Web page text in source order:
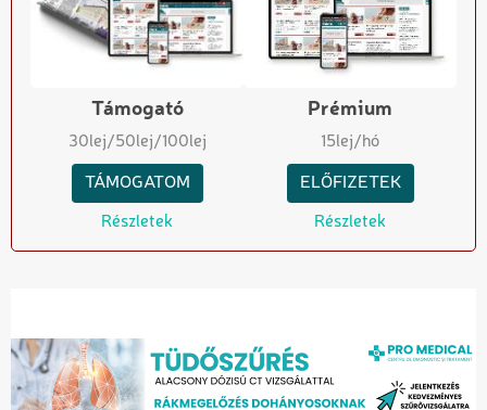
Támogató
30lej/50lej/100lej
TÁMOGATOM
Részletek
Prémium
15lej/hó
ELŐFIZETEK
Részletek